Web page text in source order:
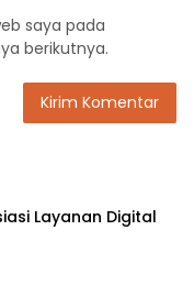
saya pada
berikutnya.
Layanan Digital